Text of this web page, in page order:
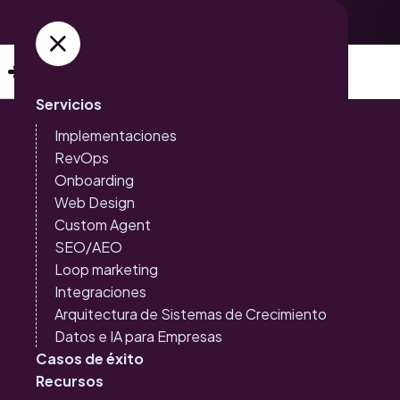
Servicios
Implementaciones
RevOps
Onboarding
Web Design
Custom Agent
SEO/AEO
Loop marketing
Integraciones
Arquitectura de Sistemas de Crecimiento
Datos e IA para Empresas
Casos de éxito
Recursos
Inbound Marketing
Loop Marketing: la
evolución natural del
Inbound hacia el
crecimiento sostenible